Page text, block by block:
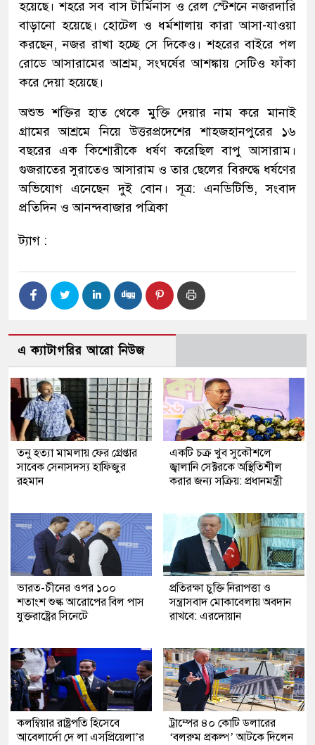
হয়েছে। শহরে সব বাস টার্মিনাস ও রেল স্টেশনে নজরদারি
বাড়ানো হয়েছে। হোটেল ও ধর্মশালায় কারা আসা-যাওয়া
করছেন, নজর রাখা হচ্ছে সে দিকেও। শহরের বাইরে পল
রোডে আসারামের আশ্রম, সংঘর্ষের আশঙ্কায় সেটিও ফাঁকা
করে দেয়া হয়েছে।
অশুভ শক্তির হাত থেকে মুক্তি দেয়ার নাম করে মানাই
গ্রামের আশ্রমে নিয়ে উত্তরপ্রদেশের শাহজহানপুরের ১৬
বছরের এক কিশোরীকে ধর্ষণ করেছিল বাপু আসারাম।
গুজরাতের সুরাতেও আসারাম ও তার ছেলের বিরুদ্ধে ধর্ষণের
অভিযোগ এনেছেন দুই বোন। সূত্র: এনডিটিভি, সংবাদ
প্রতিদিন ও আনন্দবাজার পত্রিকা
ট্যাগ :
এ ক্যাটাগরির আরো নিউজ
তনু হত্যা মামলায় ফের গ্রেপ্তার
সাবেক সেনাসদস্য হাফিজুর
রহমান
একটি চক্র খুব সুকৌশলে
জ্বালানি সেক্টরকে অস্থিতিশীল
করার জন্য সক্রিয়: প্রধানমন্ত্রী
ভারত-চীনের ওপর ১০০
শতাংশ শুল্ক আরোপের বিল পাস
যুক্তরাষ্ট্রের সিনেটে
প্রতিরক্ষা চুক্তি নিরাপত্তা ও
সন্ত্রাসবাদ মোকাবেলায় অবদান
রাখবে: এরদোয়ান
কলম্বিয়ার রাষ্ট্রপতি হিসেবে
আবেলার্দো দে লা এসপ্রিয়েলা’র
ট্রাম্পের ৪০ কোটি ডলারের
‘বলরুম প্রকল্প’ আটকে দিলেন